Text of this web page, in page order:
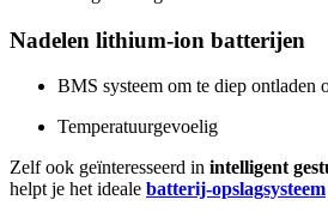
Nadelen lithium-ion batterijen
BMS systeem om te diep ontladen
Temperatuurgevoelig
Zelf ook geïnteresseerd in intelligent
helpt je het ideale batterij-opslagsysteem